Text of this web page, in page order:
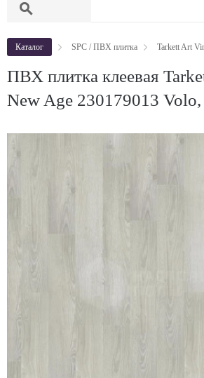
search
Каталог SPC / ПВХ плитка Tarkett Art
ПВХ плитка клеевая
New Age 230179013